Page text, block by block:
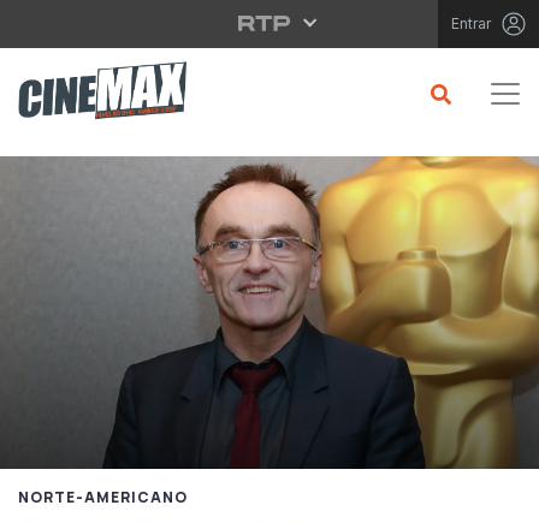
Saltar para o conteúdo principal Entrar
NORTE-AMERICANO